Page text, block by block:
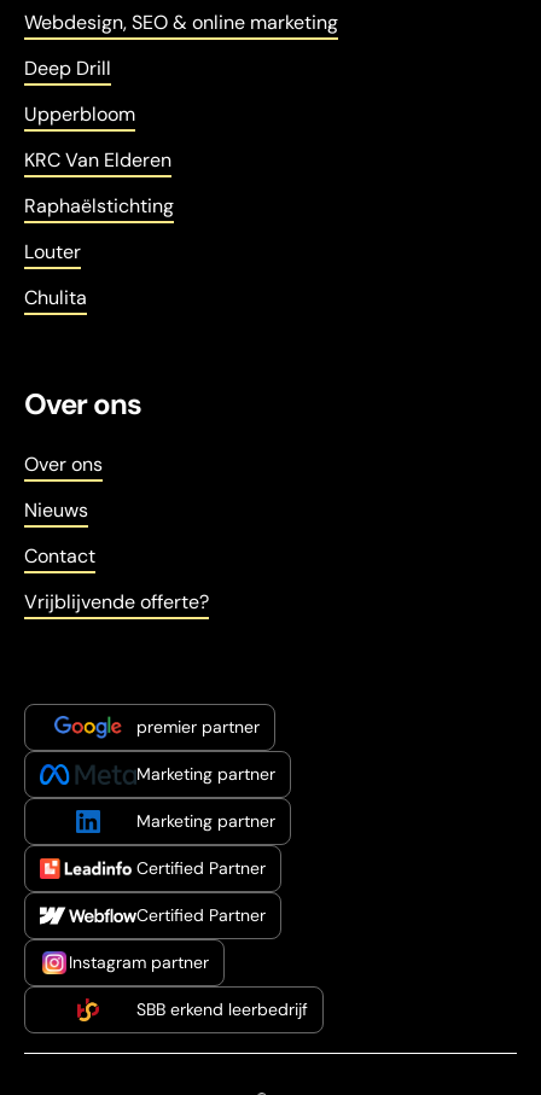
Webdesign, SEO & online marketing
Deep Drill
Upperbloom
KRC Van Elderen
Raphaëlstichting
Louter
Chulita
Over ons
Over ons
Nieuws
Contact
Vrijblijvende offerte?
premier partner
Marketing partner
Marketing partner
Certified Partner
Certified Partner
Instagram partner
SBB erkend leerbedrijf